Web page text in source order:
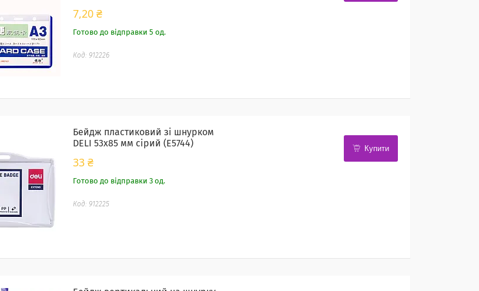
7,20 ₴
Готово до відправки 5 од.
912226
Купити
Бейдж пластиковий зі шнурком
DELI 53x85 мм сірий (E5744)
33 ₴
Готово до відправки 3 од.
912225